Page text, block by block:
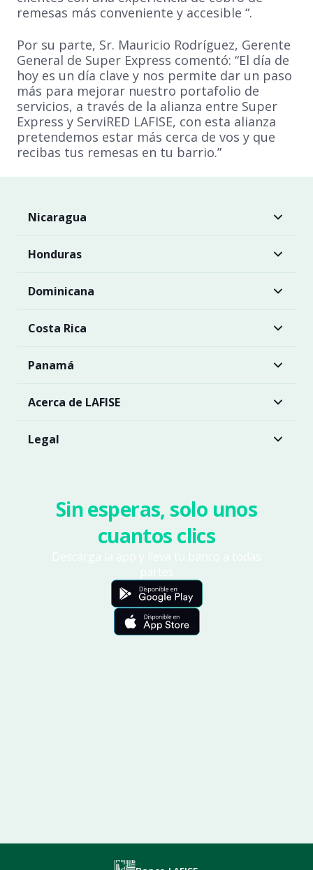
remesas más conveniente y accesible “.
Por su parte, Sr. Mauricio Rodríguez, Gerente
General de Super Express comentó: “El día de
hoy es un día clave y nos permite dar un paso
más para mejorar nuestro portafolio de
servicios, a través de la alianza entre Super
Express y Servi​R​ED LAFISE, con esta alianza
pretendemos estar más cerca de vos y que
recibas tus remesas en tu barrio.”
Nicaragua
Honduras
Dominicana
Costa Rica
Panamá
Acerca de LAFISE
Legal
Sin esperas, solo unos
cuantos clics